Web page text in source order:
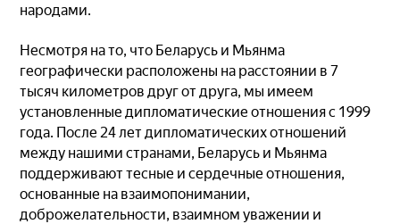
народами.
Несмотря на то, что Беларусь и Мьянма
географически расположены на расстоянии в 7
тысяч километров друг от друга, мы имеем
установленные дипломатические отношения с 1999
года. После 24 лет дипломатических отношений
между нашими странами, Беларусь и Мьянма
поддерживают тесные и сердечные отношения,
основанные на взаимопонимании,
доброжелательности, взаимном уважении и